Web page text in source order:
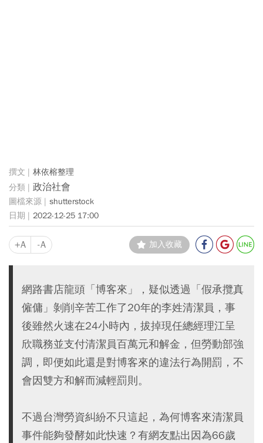
林依榕整理
政治社會
shutterstock
2022-12-25 17:00
+A -A 加入收藏
網路書店龍頭「博客來」，疑似透過「假承攬真
僱傭」剝削辛苦工作了20年的李姓清潔員，事
後雖然火速在24小時內，拔掉現任總經理江呈
欣職務並支付清潔員百萬元和解金，但勞動部強
調，即便如此還是對博客來的違法行為開罰，不
會因雙方和解而減輕罰則。
不過台灣勞資糾紛不只這起，為何博客來清潔員
事件能夠發酵如此快速？有網友點出因為66歲